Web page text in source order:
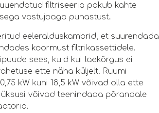
filtriseeria pakub kahte
vastujoaga puhastust.
eeleralduskambrid, et suurendada
koormust filtrikassettidele.
sees, kuid kui laekõrgus ei
ette näha küljelt. Ruumi
kW kuni 18,5 kW võivad olla ette
võivad teenindada põrandale